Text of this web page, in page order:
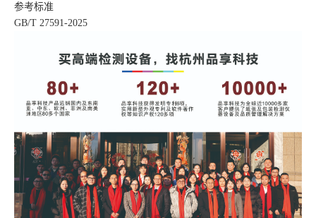
参考标准
GB/T 27591-2025